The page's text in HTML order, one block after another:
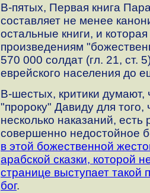
В-пятых, Первая книга
составляет не менее
остальные книги, и
произведениям
570 000 солдат (гл. 21, ст.
еврейского населения до
В-шестых, критики думают,
"пророку" Давиду для
несколько наказаний,
совершенно недостойное
в этой божественной
арабской сказки, которой
странице выступает такой
бог.